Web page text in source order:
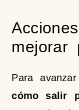
mejorar
Para
cómo salir